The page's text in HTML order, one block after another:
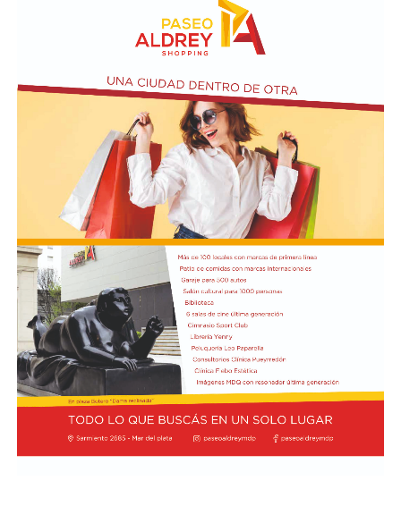
Además, la representación argentina avanzó en la firma
de cuatro convenios: Acuerdo de Servicios Aéreos, para
potenciar la conectividad y el turismo; tratado de
Extradición, destinado a consolidar la cooperación en
materia de justicia; acuerdo de Cooperación para el Uso
Pacífico de la Energía Nuclear; y la declaración
Conjunta sobre Pesca Ilegal, No Declarada y No
Reglamentada (INDNR), enfocada en la protección y
soberanía de los recursos marinos, informó NA.
El canciller argentino Pablo Quirno y el ministro de
Defensa Nacional de Ecuador, Gian Carlo Loffredo,
también rubricaron el Acuerdo de Cooperación
en Ciberdefensa, para coordinar la respuesta conjunta
ante amenazas digitales.
No fue la única actividad de Milei en Quito, porque una
hora más tarde se reunió con los representantes de
las cámaras automotrices argentinas en el Ecuador.
Participaron representantes de ADEFA, Peugeot Citroen
Argentina, AFAC, ACARA, Toyota Argentina, Ford
Sudamérica y VW Group Argentina.